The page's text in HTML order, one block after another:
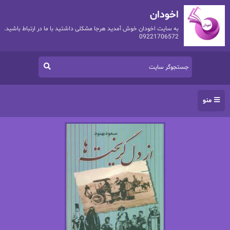
اخودان
به سایت اخودان خوش آمدید هرجا مشکلی داشتید با ما در ارتباط باشید.
09221706572
منو